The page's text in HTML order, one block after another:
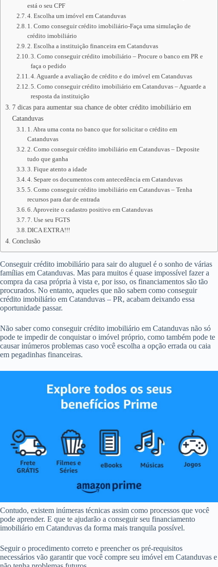
está o seu CPF
4. Escolha um imóvel em Catanduvas
1. Como conseguir crédito imobiliário-Faça uma simulação de
crédito imobiliário
2. Escolha a instituição financeira em Catanduvas
3. Como conseguir crédito imobiliário – Procure o banco em PR e
faça o pedido
4. Aguarde a avaliação de crédito e do imóvel em Catanduvas
5. Como conseguir crédito imobiliário em Catanduvas – Aguarde a
resposta da instituição
7 dicas para aumentar sua chance de obter crédito imobiliário em
Catanduvas
1. Abra uma conta no banco que for solicitar o crédito em
Catanduvas
2. Como conseguir crédito imobiliário em Catanduvas – Deposite
tudo que ganha
3. Fique atento a idade
4. Separe os documentos com antecedência em Catanduvas
5. Como conseguir crédito imobiliário em Catanduvas – Tenha
recursos para dar de entrada
6. Aproveite o cadastro positivo em Catanduvas
7. Use seu FGTS
DICA EXTRA!!!
Conclusão
Conseguir crédito imobiliário para sair do aluguel é o sonho de várias
famílias em Catanduvas. Mas para muitos é quase impossível fazer a
compra da casa própria à vista e, por isso, os financiamentos são tão
procurados. No entanto, aqueles que não sabem como conseguir
crédito imobiliário em Catanduvas – PR, acabam deixando essa
oportunidade passar.
Não saber como conseguir crédito imobiliário em Catanduvas não só
pode te impedir de conquistar o imóvel próprio, como também pode te
causar inúmeros problemas caso você escolha a opção errada ou caia
em pegadinhas financeiras.
Contudo, existem inúmeras técnicas assim como processos que você
pode aprender. E que te ajudarão a conseguir seu financiamento
imobiliário em Catanduvas da forma mais tranquila possível.
Seguir o procedimento correto e preencher os pré-requisitos
necessários vão garantir que você compre seu imóvel em Catanduvas e